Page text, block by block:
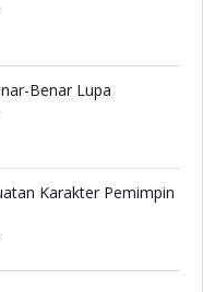
Benar Lupa
Karakter Pemimpin